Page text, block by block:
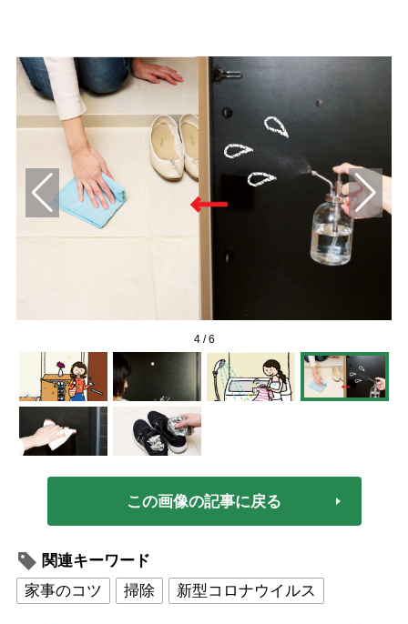
4/6
この画像の記事に戻る
関連キーワード
家事のコツ
掃除 新型コロナウイルス